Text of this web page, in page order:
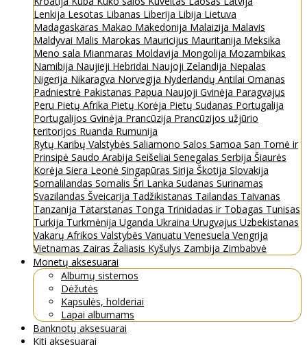
Lenkija Lesotas Libanas Liberija Libija Lietuva
Madagaskaras Makao Makedonija Malaizija Malavis
Maldyvai Malis Marokas Mauricijus Mauritanija Meksika
Meno sala Mianmaras Moldavija Mongolija Mozambikas
Namibija Naujieji Hebridai Naujoji Zelandija Nepalas
Nigerija Nikaragva Norvegija Nyderlandų Antilai Omanas
Padniestrė Pakistanas Papua Naujoji Gvinėja Paragvajus
Peru Pietų Afrika Pietų Korėja Pietų Sudanas Portugalija
Portugalijos Gvinėja Prancūzija Prancūzijos užjūrio
teritorijos Ruanda Rumunija
Rytų Karibų Valstybės Saliamono Salos Samoa San Tomė ir
Prinsipė Saudo Arabija Seišeliai Senegalas Serbija Šiaurės
Korėja Siera Leonė Singapūras Sirija Škotija Slovakija
Somalilandas Somalis Šri Lanka Sudanas Surinamas
Svazilandas Šveicarija Tadžikistanas Tailandas Taivanas
Tanzanija Tatarstanas Tonga Trinidadas ir Tobagas Tunisas
Turkija Turkmėnija Uganda Ukraina Urugvajus Uzbekistanas
Vakarų Afrikos Valstybės Vanuatu Venesuela Vengrija
Vietnamas Zairas Žaliasis Kyšulys Zambija Zimbabvė
Monetų aksesuarai
Albumų sistemos
Dėžutės
Kapsulės, holderiai
Lapai albumams
Banknotų aksesuarai
Kiti aksesuarai